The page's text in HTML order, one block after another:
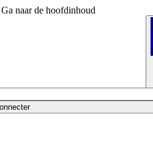
Ga naar de hoofdinhoud